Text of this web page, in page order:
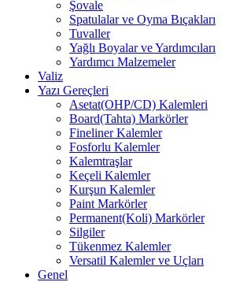
Şovale
Spatulalar ve Oyma Bıçakları
Tuvaller
Yağlı Boyalar ve Yardımcıları
Yardımcı Malzemeler
Valiz
Yazı Gereçleri
Asetat(OHP/CD) Kalemleri
Board(Tahta) Markörler
Fineliner Kalemler
Fosforlu Kalemler
Kalemtraşlar
Keçeli Kalemler
Kurşun Kalemler
Paint Markörler
Permanent(Koli) Markörler
Silgiler
Tükenmez Kalemler
Versatil Kalemler ve Uçları
Genel